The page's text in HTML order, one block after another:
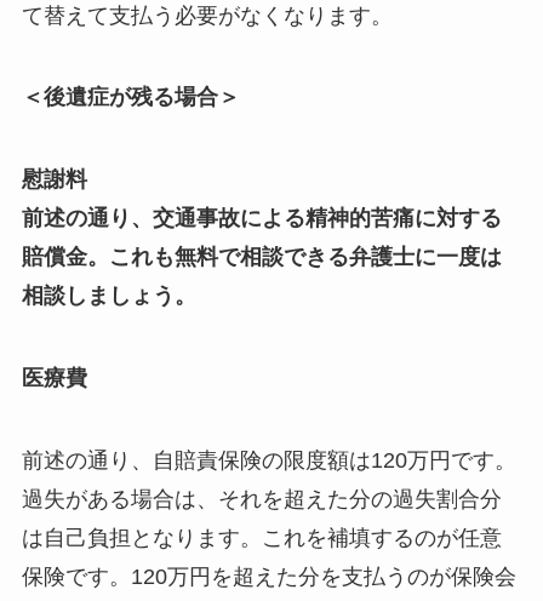
て替えて支払う必要がなくなります。
＜後遺症が残る場合＞
慰謝料
前述の通り、交通事故による精神的苦痛に対する
賠償金。これも無料で相談できる弁護士に一度は
相談しましょう。
医療費
前述の通り、自賠責保険の限度額は120万円です。
過失がある場合は、それを超えた分の過失割合分
は自己負担となります。これを補填するのが任意
保険です。120万円を超えた分を支払うのが保険会